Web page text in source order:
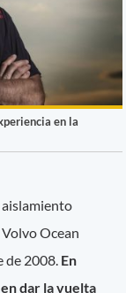
en la
Ocean
de 2008. En
dar la vuelta